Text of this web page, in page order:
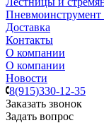
Пневмоинструмент
Доставка
Контакты
О компании
О компании
Новости
8(915)330-12-35
Заказать звонок
Задать вопрос